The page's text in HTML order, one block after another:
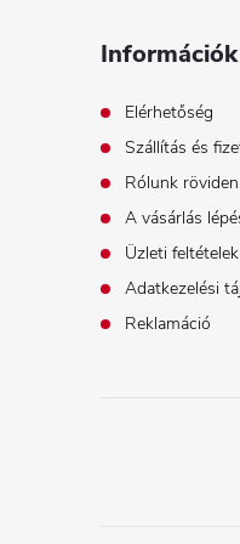
Elérhetőség
Szállítás és
Rólunk röviden
A vásárlás
Üzleti
Adatkezelési
Reklamáció